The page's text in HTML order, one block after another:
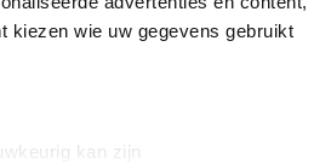
kiezen wie uw gegevens gebruikt
kan zijn